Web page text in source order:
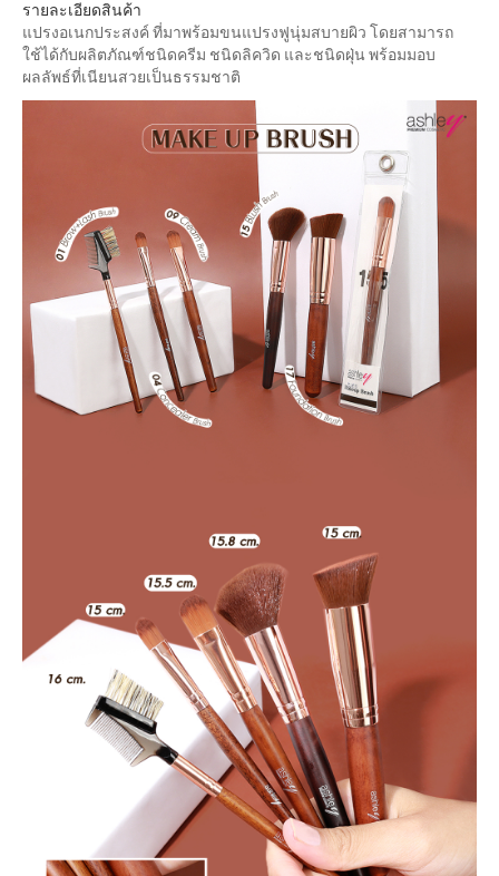
รายละเอียดสินค้า
แปรงอเนกประสงค์ ที่มาพร้อมขนแปรงฟูนุ่มสบายผิว โดยสามารถ
ใช้ได้กับผลิตภัณฑ์ชนิดครีม ชนิดลิควิด และชนิดฝุ่น พร้อมมอบ
ผลลัพธ์ที่เนียนสวยเป็นธรรมชาติ